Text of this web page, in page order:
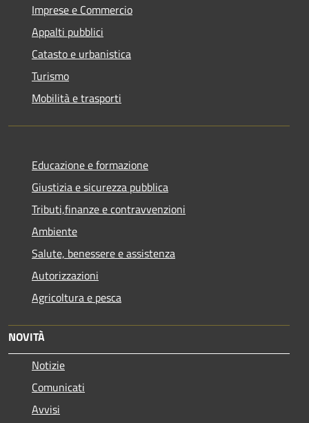
Imprese e Commercio
Appalti pubblici
Catasto e urbanistica
Turismo
Mobilità e trasporti
Educazione e formazione
Giustizia e sicurezza pubblica
Tributi,finanze e contravvenzioni
Ambiente
Salute, benessere e assistenza
Autorizzazioni
Agricoltura e pesca
NOVITÀ
Notizie
Comunicati
Avvisi